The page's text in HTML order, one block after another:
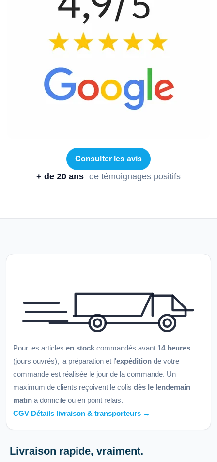
Consulter les avis
+ de 20 ans de témoignages positifs
Pour les articles en stock commandés avant 14 heures
(jours ouvrés), la préparation et l'expédition de votre
commande est réalisée le jour de la commande. Un
maximum de clients reçoivent le colis dès le lendemain
matin à domicile ou en point relais.
CGV Détails livraison & transporteurs →
Livraison rapide, vraiment.